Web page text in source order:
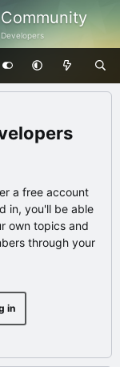
a free account
in, you'll be able
own topics and
through your
in